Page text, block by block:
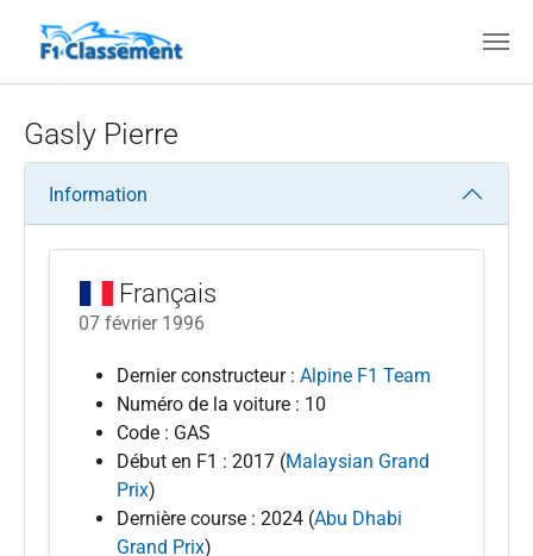
Gasly Pierre
Information
Français
07 février 1996
Dernier constructeur : Alpine F1 Team
Numéro de la voiture : 10
Code : GAS
Début en F1 : 2017 (Malaysian Grand
Prix)
Dernière course : 2024 (Abu Dhabi
Grand Prix)